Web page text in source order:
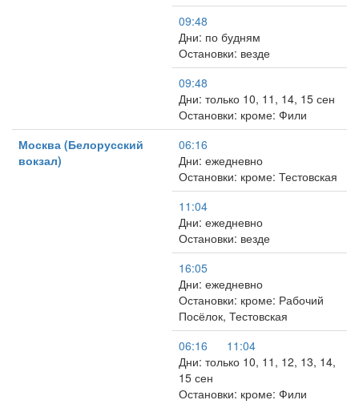
09:48
Дни: по будням
Остановки: везде
09:48
Дни: только 10, 11, 14, 15 сен
Остановки: кроме: Фили
Москва (Белорусский
вокзал)
06:16
Дни: ежедневно
Остановки: кроме: Тестовская
11:04
Дни: ежедневно
Остановки: везде
16:05
Дни: ежедневно
Остановки: кроме: Рабочий
Посёлок, Тестовская
06:16
11:04
Дни: только 10, 11, 12, 13, 14,
15 сен
Остановки: кроме: Фили